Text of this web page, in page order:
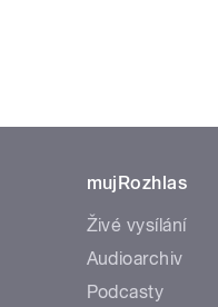
mujRozhlas
Živé vysílání
Audioarchiv
Podcasty